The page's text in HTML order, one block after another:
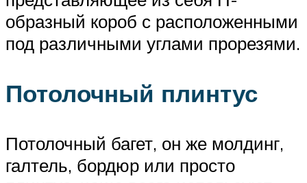
образный короб с расположенными
под различными углами прорезями.
Потолочный плинтус
Потолочный багет, он же молдинг,
галтель, бордюр или просто